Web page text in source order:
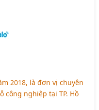
2018, là đơn vị chuyên
công nghiệp tại TP. Hồ